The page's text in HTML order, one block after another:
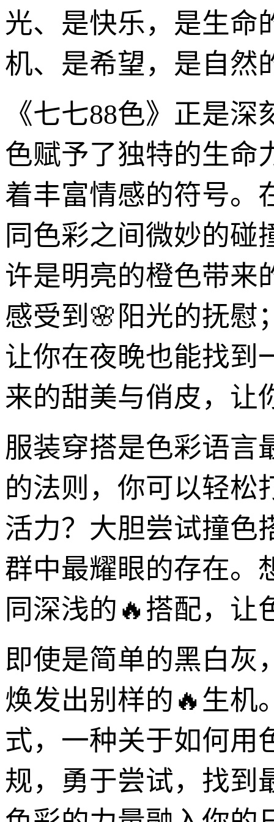
光、是快乐，是生命
机、是希望，是自然
《七七88色》正是
色赋予了独特的生命
着丰富情感的符号。
同色彩之间微妙的
许是明亮的橙色带来
感受到🌸阳光的抚慰
让你在夜晚也能找到
来的甜美与俏皮，让
服装穿搭是色彩语言
的法则，你可以轻松
活力？大胆尝试撞色
群中最耀眼的存在。
同深浅的🔥搭配，
即使是简单的黑白灰
焕发出别样的🔥生机
式，一种关于如何用
规，勇于尝试，找到